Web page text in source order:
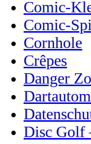
Comic-
Comic-
Cornhole
Crêpes
Danger
Disc Golf